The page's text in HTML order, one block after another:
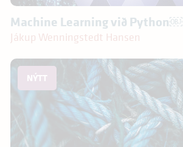
Machine Learning við Python￼
Jákup Wenningstedt Hansen
NÝTT